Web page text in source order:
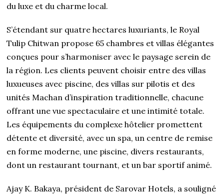
du luxe et du charme local.
S’étendant sur quatre hectares luxuriants, le Royal
Tulip Chitwan propose 65 chambres et villas élégantes
conçues pour s’harmoniser avec le paysage serein de
la région. Les clients peuvent choisir entre des villas
luxueuses avec piscine, des villas sur pilotis et des
unités Machan d’inspiration traditionnelle, chacune
offrant une vue spectaculaire et une intimité totale.
Les équipements du complexe hôtelier promettent
détente et diversité, avec un spa, un centre de remise
en forme moderne, une piscine, divers restaurants,
dont un restaurant tournant, et un bar sportif animé.
Ajay K. Bakaya, président de Sarovar Hotels, a souligné